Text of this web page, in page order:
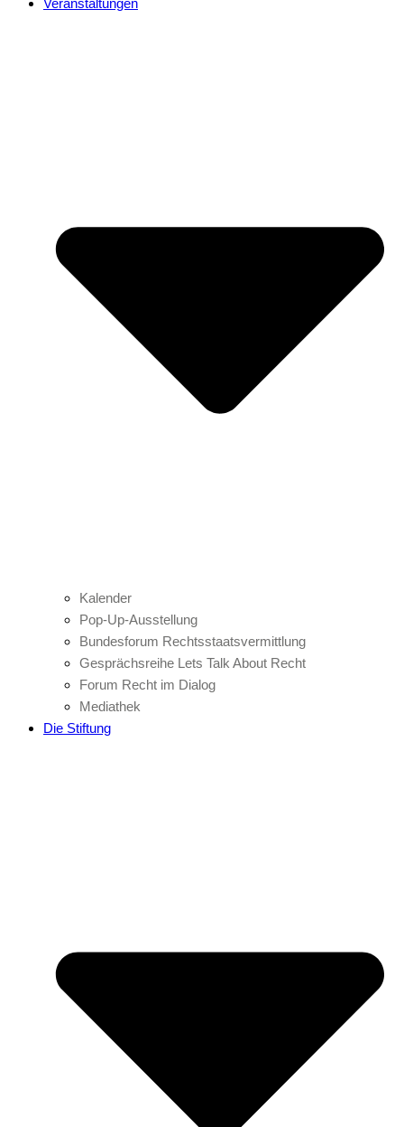
Veranstaltungen
Kalender
Pop-Up-Ausstellung
Bundesforum Rechtsstaatsvermittlung
Gesprächsreihe Lets Talk About Recht
Forum Recht im Dialog
Mediathek
Die Stiftung